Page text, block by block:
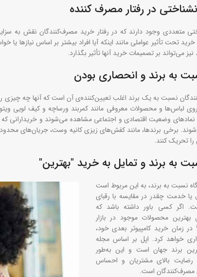
در رفتار مصرف کننده
متعددی وجود دارند که در رفتار خرید مصرف‌کنندگان نقش به سزایی
تحت تأثیر عواملی مانند اینکه آیا افراد بیشتر بر اساس نیازها
نیز می‌تواند بر تصمیمات خرید آنها تأثیر بگذارد.
به برند و انحصاری بودن
نسبت به یک برند اغلب تعیین‌کننده‌ی آن است که آنها چه چیزی
لباس‌ها و محصولات معروفی مانند کمربند ورساچه و کیف لویی
نمادهای وضعیت اقتصادی و اجتماعی مشاهده می‌شوند و خریدارانی
برخی برندها، مانند کفش‌های زیزی کانیه وست، جریان‌های محدود
را تحریک کنند.
به برند و تمایل به خرید "بهترین"
نسبت به برند، به این مربوط است
خدمت چقدر در مقایسه با رقبای
اگر کسی باور داشته باشد که
بهترین محصولات موجود در بازار
در زمان خرید کامپیوتر بعدی خود،
خواهد کرد. اپل بر اساس مجله
برند جهان است و این به‌طور
رضایت بالای مشتریان و احساس
مصرف‌کنندگان است.